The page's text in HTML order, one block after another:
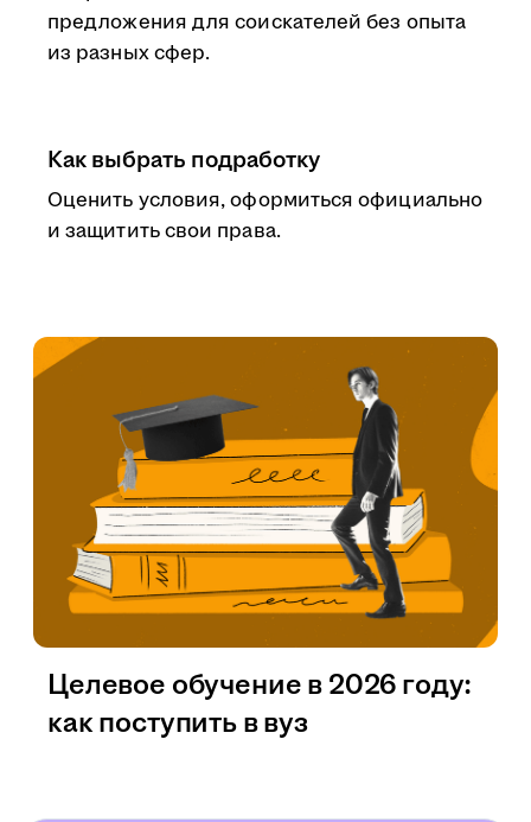
предложения для соискателей без опыта
из разных сфер.
Как выбрать подработку
Оценить условия, оформиться официально
и защитить свои права.
Целевое обучение в 2026 году:
как поступить в вуз